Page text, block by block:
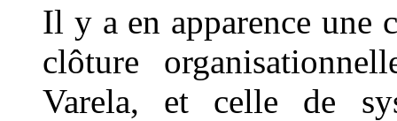
Il y a en apparence une
clôture
Varela, et celle de